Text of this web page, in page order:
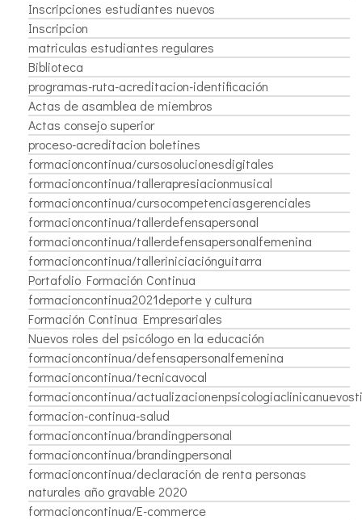
Inscripciones estudiantes nuevos
Inscripcion
matriculas estudiantes regulares
Biblioteca
programas-ruta-acreditacion-identificación
Actas de asamblea de miembros
Actas consejo superior
proceso-acreditacion boletines
formacioncontinua/cursosolucionesdigitales
formacioncontinua/tallerapresiacionmusical
formacioncontinua/cursocompetenciasgerenciales
formacioncontinua/tallerdefensapersonal
formacioncontinua/tallerdefensapersonalfemenina
formacioncontinua/talleriniciaciónguitarra
Portafolio Formación Continua
formacioncontinua2021deporte y cultura
Formación Continua Empresariales
Nuevos roles del psicólogo en la educación
formacioncontinua/defensapersonalfemenina
formacioncontinua/tecnicavocal
formacioncontinua/
formacion-continua-salud
formacioncontinua/brandingpersonal
formacioncontinua/brandingpersonal
formacioncontinua/declaración de renta personas
naturales año gravable 2020
formacioncontinua/E-commerce